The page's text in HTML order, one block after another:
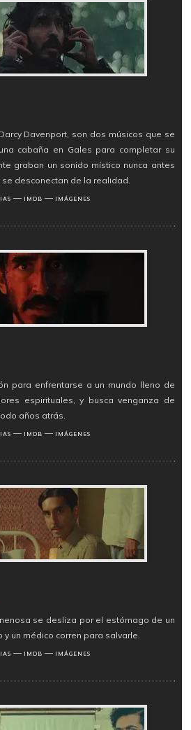
Davenport, son dos músicos que se
cabaña en Gales para completar su
graban un sonido místico nunca antes
desconectan de la realidad.
― IMDB ― IMÁGENES
para enfrentarse a un mundo lleno de
espirituales, y busca venganza de
años atrás.
― IMDB ― IMÁGENES
se desliza por el estómago de un
y un médico corren para salvarle.
― IMDB ― IMÁGENES